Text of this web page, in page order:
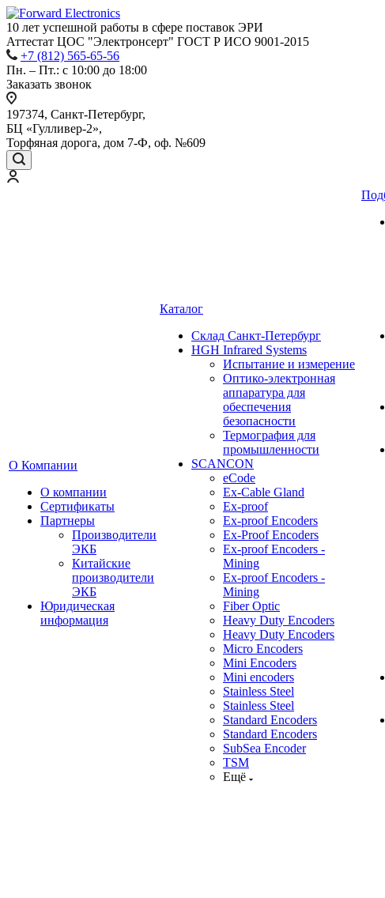
10 лет успешной работы в сфере поставок ЭРИ
Аттестат ЦОС "Электронсерт" ГОСТ Р ИСО 9001-2015
+7 (812) 565-65-56
Пн. – Пт.: с 10:00 до 18:00
Заказать звонок
197374, Санкт-Петербург,
БЦ «Гулливер-2»,
Торфяная дорога, дом 7-Ф, оф. №609
О Компании
О компании
Сертификаты
Партнеры
Производители
ЭКБ
Китайские
производители
ЭКБ
Юридическая
информация
Каталог
Cклад Санкт-Петербург
HGH Infrared Systems
Испытание и измерение
Оптико-электронная
аппаратура для
обеспечения
безопасности
Термография для
промышленности
SCANCON
eCode
Ex-Cable Gland
Ex-proof
Ex-proof Encoders
Ex-Proof Encoders
Ex-proof Encoders -
Mining
Ex-proof Encoders -
Mining
Fiber Optic
Heavy Duty Encoders
Heavy Duty Encoders
Micro Encoders
Mini Encoders
Mini encoders
Stainless Steel
Stainless Steel
Standard Encoders
Standard Encoders
SubSea Encoder
TSM
Ещё